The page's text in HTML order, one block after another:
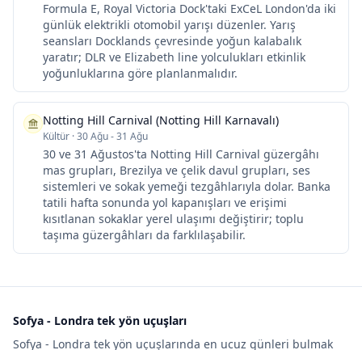
Formula E, Royal Victoria Dock'taki ExCeL London'da iki
günlük elektrikli otomobil yarışı düzenler. Yarış
seansları Docklands çevresinde yoğun kalabalık
yaratır; DLR ve Elizabeth line yolculukları etkinlik
yoğunluklarına göre planlanmalıdır.
Notting Hill Carnival (Notting Hill Karnavalı)
Kültür ·30 Ağu - 31 Ağu
30 ve 31 Ağustos'ta Notting Hill Carnival güzergâhı
mas grupları, Brezilya ve çelik davul grupları, ses
sistemleri ve sokak yemeği tezgâhlarıyla dolar. Banka
tatili hafta sonunda yol kapanışları ve erişimi
kısıtlanan sokaklar yerel ulaşımı değiştirir; toplu
taşıma güzergâhları da farklılaşabilir.
Sofya - Londra tek yön uçuşları
Sofya - Londra tek yön uçuşlarında en ucuz günleri bulmak